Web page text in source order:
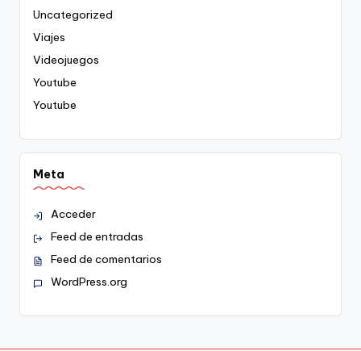
Uncategorized
Viajes
Videojuegos
Youtube
Youtube
Meta
Acceder
Feed de entradas
Feed de comentarios
WordPress.org